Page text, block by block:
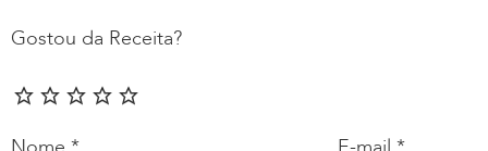
Gostou da Receita?